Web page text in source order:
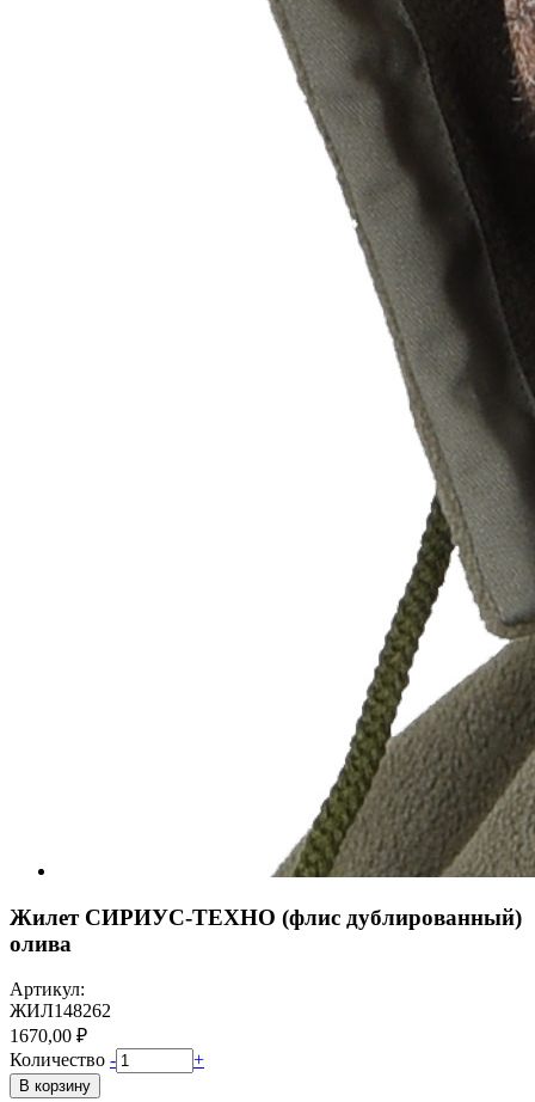
Жилет СИРИУС-ТЕХНО (флис дублированный)
олива
Артикул:
ЖИЛ148262
1670,00 ₽
Количество - +
В корзину